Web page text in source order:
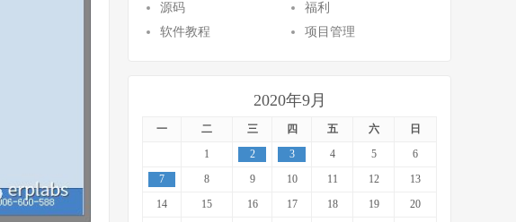
源码
福利
软件教程
项目管理
2020年9月
一 二 三 四 五 六 日
1 2 3 4 5
6
7
8 9 10 11 12
13
14
15 16 17 18 19
20